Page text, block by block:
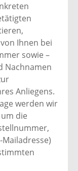
Ihnen bei
sowie –
Nachnamen
Anliegens.
werden wir
die